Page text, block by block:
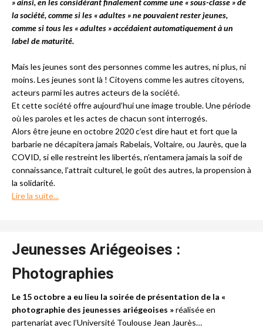
» ainsi, en les considérant finalement comme une « sous-classe » de
la société, comme si les « adultes » ne pouvaient rester jeunes,
comme si tous les « adultes » accédaient automatiquement à un
label de maturité.
Mais les jeunes sont des personnes comme les autres, ni plus, ni
moins. Les jeunes sont là ! Citoyens comme les autres citoyens,
acteurs parmi les autres acteurs de la société.
Et cette société offre aujourd’hui une image trouble. Une période
où les paroles et les actes de chacun sont interrogés.
Alors être jeune en octobre 2020 c’est dire haut et fort que la
barbarie ne décapitera jamais Rabelais, Voltaire, ou Jaurès, que la
COVID, si elle restreint les libertés, n’entamera jamais la soif de
connaissance, l’attrait culturel, le goût des autres, la propension à
la solidarité.
Lire la suite...
Jeunesses Ariégeoises :
Photographies
Le 15 octobre a eu lieu la soirée de présentation de la «
photographie des jeunesses ariégeoises »réalisée en
partenariat avec l’Université Toulouse Jean Jaurès…